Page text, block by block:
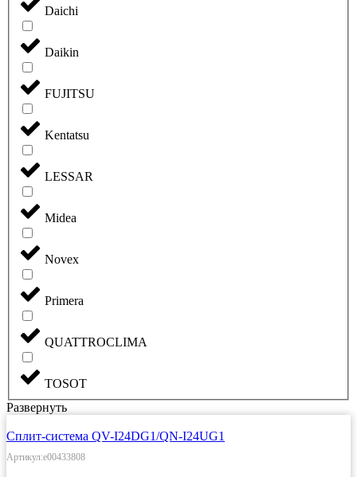
Daichi
Daikin
FUJITSU
Kentatsu
LESSAR
Midea
Novex
Primera
QUATTROCLIMA
TOSOT
Развернуть
Сплит-система QV-I24DG1/QN-I24UG1
Артикул:e00433808